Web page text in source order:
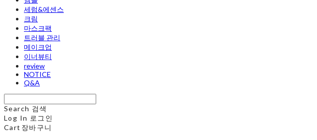
세럼&에센스
크림
마스크팩
트러블 관리
메이크업
이너뷰티
review
NOTICE
Q&A
Search 검색
Log In 로그인
Cart 장바구니